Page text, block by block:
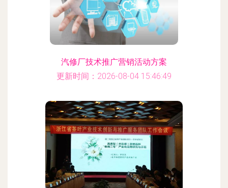
汽修厂技术推广营销活动方案
更新时间：2026-08-04 15:46:49